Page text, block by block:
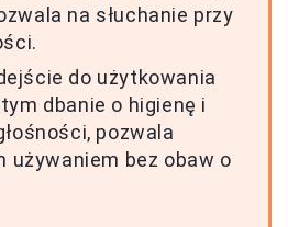
na słuchanie przy
do użytkowania
dbanie o higienę i
pozwala
używaniem bez obaw o